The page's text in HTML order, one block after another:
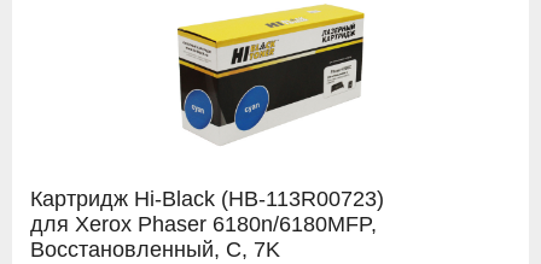
Картридж Hi-Black (HB-113R00723)
для Xerox Phaser 6180n/6180MFP,
Восстановленный, C, 7K